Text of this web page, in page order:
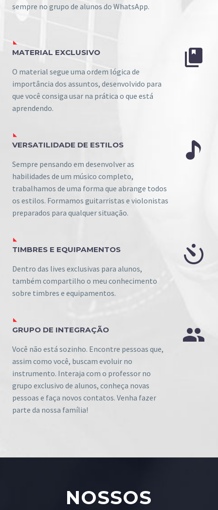
sempre no grupo de alunos do WhatsApp.
MATERIAL EXCLUSIVO
O material segue uma ordem lógica de
importância dos assuntos, desenvolvido para
que você consiga usar na prática o que está
aprendendo.


VERSATILIDADE DE ESTILOS
Sempre pensando em desenvolver as
habilidades de um músico completo,
trabalhamos de uma forma que abrange todos
os estilos. Formamos guitarristas e violonistas
preparados para qualquer situação.


TIMBRES E EQUIPAMENTOS
Dentro das lives exclusivas para alunos,
também compartilho o meu conhecimento
sobre timbres e equipamentos.


GRUPO DE INTEGRAÇÃO
Você não está sozinho. Encontre pessoas que,
assim como você, buscam evoluir no
instrumento. Interaja com o professor no
grupo exclusivo de alunos, conheça novas
pessoas e faça novos contatos. Venha fazer
parte da nossa família!


NOSSOS